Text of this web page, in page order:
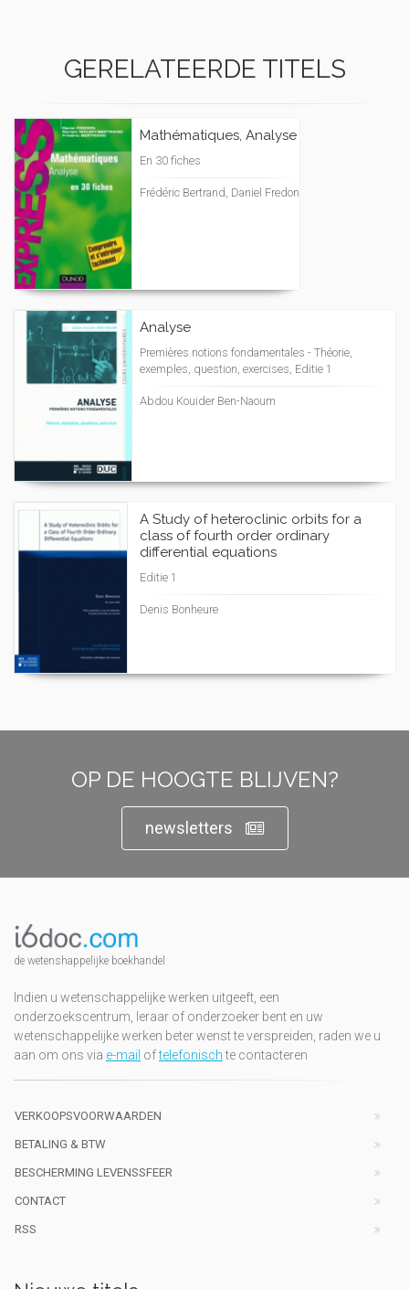
GERELATEERDE TITELS
Mathématiques, Analyse
En 30 fiches
Frédéric Bertrand, Daniel Fredon
Analyse
Premières notions fondamentales - Théorie,
exemples, question, exercises, Editie 1
Abdou Kouider Ben-Naoum
A Study of heteroclinic orbits for a
class of fourth order ordinary
differential equations
Editie 1
Denis Bonheure
OP DE HOOGTE BLIJVEN?
newsletters
de wetenshappelijke boekhandel
Indien u wetenschappelijke werken uitgeeft, een
onderzoekscentrum, leraar of onderzoeker bent en uw
wetenschappelijke werken beter wenst te verspreiden, raden we u
aan om ons via e-mail oftelefonischte contacteren
VERKOOPSVOORWAARDEN
BETALING & BTW
BESCHERMING LEVENSSFEER
CONTACT
RSS